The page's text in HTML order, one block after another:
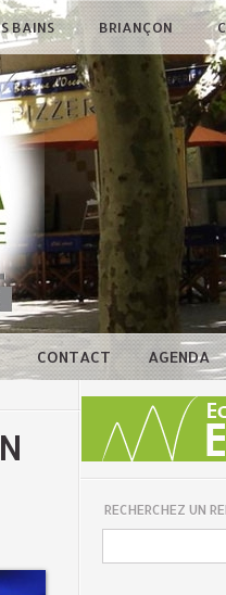
BAINS BRIANÇON
CONTACT AGENDA
RECHERCHEZ UN